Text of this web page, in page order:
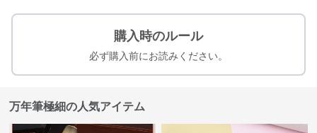
購入時のルール
必ず購入前にお読みください。
万年筆極細の人気アイテム